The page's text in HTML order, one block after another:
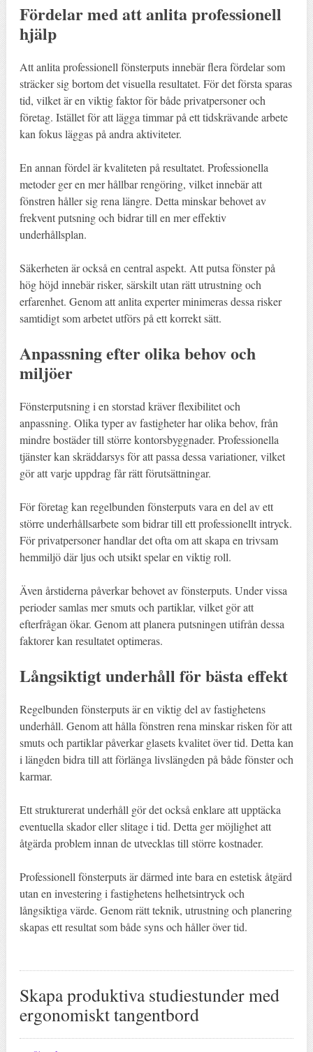
Fördelar med att anlita professionell
hjälp
Att anlita professionell fönsterputs innebär flera fördelar som
sträcker sig bortom det visuella resultatet. För det första sparas
tid, vilket är en viktig faktor för både privatpersoner och
företag. Istället för att lägga timmar på ett tidskrävande arbete
kan fokus läggas på andra aktiviteter.
En annan fördel är kvaliteten på resultatet. Professionella
metoder ger en mer hållbar rengöring, vilket innebär att
fönstren håller sig rena längre. Detta minskar behovet av
frekvent putsning och bidrar till en mer effektiv
underhållsplan.
Säkerheten är också en central aspekt. Att putsa fönster på
hög höjd innebär risker, särskilt utan rätt utrustning och
erfarenhet. Genom att anlita experter minimeras dessa risker
samtidigt som arbetet utförs på ett korrekt sätt.
Anpassning efter olika behov och
miljöer
Fönsterputsning i en storstad kräver flexibilitet och
anpassning. Olika typer av fastigheter har olika behov, från
mindre bostäder till större kontorsbyggnader. Professionella
tjänster kan skräddarsys för att passa dessa variationer, vilket
gör att varje uppdrag får rätt förutsättningar.
För företag kan regelbunden fönsterputs vara en del av ett
större underhållsarbete som bidrar till ett professionellt intryck.
För privatpersoner handlar det ofta om att skapa en trivsam
hemmiljö där ljus och utsikt spelar en viktig roll.
Även årstiderna påverkar behovet av fönsterputs. Under vissa
perioder samlas mer smuts och partiklar, vilket gör att
efterfrågan ökar. Genom att planera putsningen utifrån dessa
faktorer kan resultatet optimeras.
Långsiktigt underhåll för bästa effekt
Regelbunden fönsterputs är en viktig del av fastighetens
underhåll. Genom att hålla fönstren rena minskar risken för att
smuts och partiklar påverkar glasets kvalitet över tid. Detta kan
i längden bidra till att förlänga livslängden på både fönster och
karmar.
Ett strukturerat underhåll gör det också enklare att upptäcka
eventuella skador eller slitage i tid. Detta ger möjlighet att
åtgärda problem innan de utvecklas till större kostnader.
Professionell fönsterputs är därmed inte bara en estetisk åtgärd
utan en investering i fastighetens helhetsintryck och
långsiktiga värde. Genom rätt teknik, utrustning och planering
skapas ett resultat som både syns och håller över tid.
Skapa produktiva studiestunder med
ergonomiskt tangentbord